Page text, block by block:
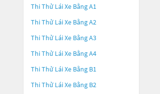
Thi Thử Lái Xe Bằng A1
Thi Thử Lái Xe Bằng A2
Thi Thử Lái Xe Bằng A3
Thi Thử Lái Xe Bằng A4
Thi Thử Lái Xe Bằng B1
Thi Thử Lái Xe Bằng B2